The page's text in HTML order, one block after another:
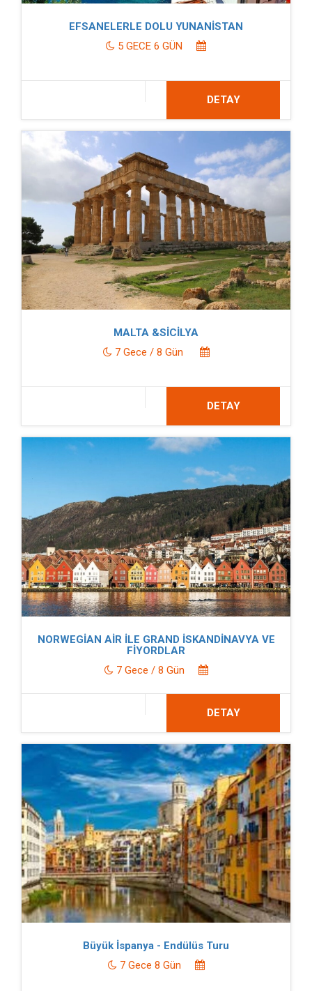
EFSANELERLE DOLU YUNANİSTAN
5 GECE 6 GÜN
DETAY
MALTA &SİCİLYA
7 Gece / 8 Gün
DETAY
NORWEGİAN AİR İLE GRAND İSKANDİNAVYA VE
FİYORDLAR
7 Gece / 8 Gün
DETAY
Büyük İspanya - Endülüs Turu
7 Gece 8 Gün